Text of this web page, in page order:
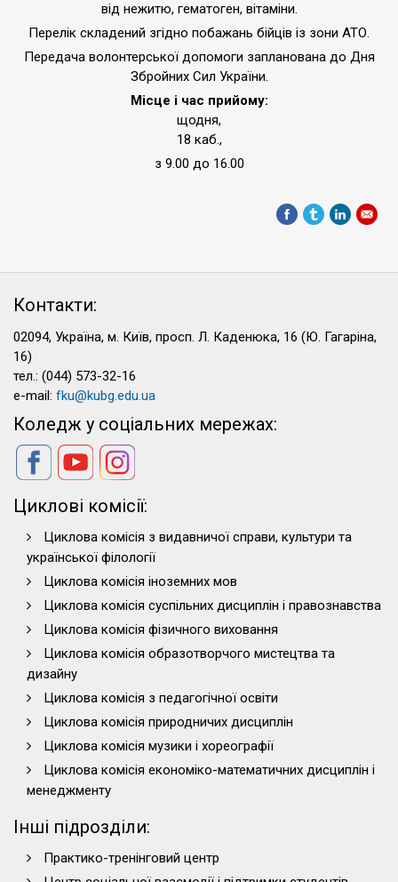
від нежитю, гематоген, вітаміни.
Перелік складений згідно побажань бійців із зони АТО.
Передача волонтерської допомоги запланована до Дня
Збройних Сил України.
Місце і час прийому:
щодня,
18 каб.,
з 9.00 до 16.00
Контакти:
02094, Україна, м. Київ, просп. Л. Каденюка, 16 (Ю. Гагаріна,
16)
тел.: (044) 573-32-16
e-mail: fku@kubg.edu.ua
Коледж у соціальних мережах:
Циклові комісії:
Циклова комісія з видавничої справи, культури та
української філології
Циклова комісія іноземних мов
Циклова комісія суспільних дисциплін і правознавства
Циклова комісія фізичного виховання
Циклова комісія образотворчого мистецтва та
дизайну
Циклова комісія з педагогічної освіти
Циклова комісія природничих дисциплін
Циклова комісія музики і хореографії
Циклова комісія економіко-математичних дисциплін і
менеджменту
Інші підрозділи:
Практико-тренінговий центр